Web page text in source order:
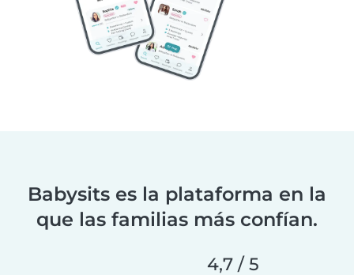
Babysits es la plataforma en la
que las familias más confían.
4,7 / 5